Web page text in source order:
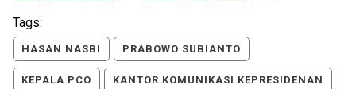
Tags:
HASAN NASBI PRABOWO SUBIANTO
KEPALA PCO KANTOR KOMUNIKASI KEPRESIDENAN